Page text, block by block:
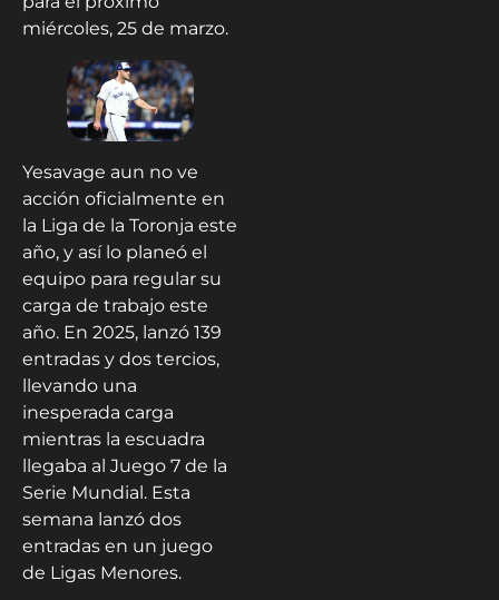
miércoles, 25 de marzo.
Yesavage aun no ve
acción oficialmente en
la Liga de la Toronja este
año, y así lo planeó el
equipo para regular su
carga de trabajo este
año. En 2025, lanzó 139
entradas y dos tercios,
llevando una
inesperada carga
mientras la escuadra
llegaba al Juego 7 de la
Serie Mundial. Esta
semana lanzó dos
entradas en un juego
de Ligas Menores.